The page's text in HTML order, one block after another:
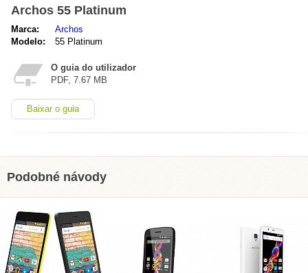
Archos 55 Platinum
Marca:
Archos
Modelo:
55 Platinum
O guia do utilizador
PDF, 7.67 MB
Baixar o guia
Podobné návody